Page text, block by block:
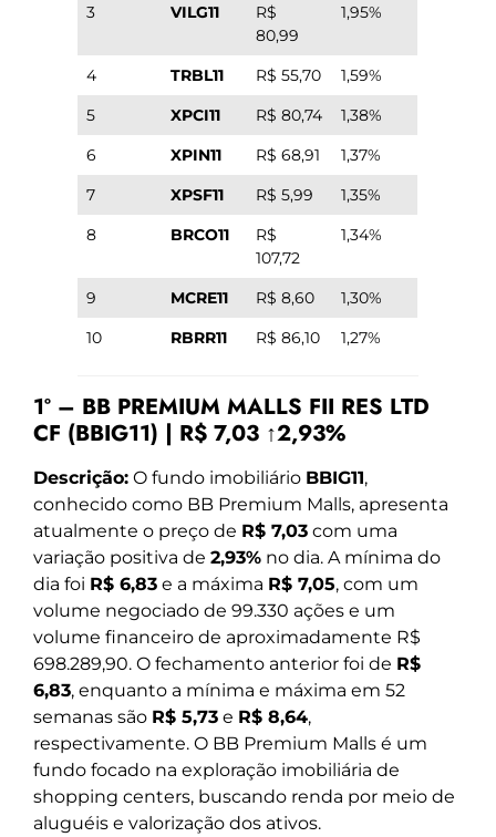
3
VILG11
R$
80,99
1,95%
4 TRBL11 R$ 55,70
1,59%
5
XPCI11 R$ 80,74
1,38%
6
XPIN11 R$ 68,91
1,37%
7
XPSF11 R$ 5,99
1,35%
8
BRCO11
R$
107,72
1,34%
9 MCRE11 R$ 8,60
1,30%
10
RBRR11 R$ 86,10 1,27%
1º – BB PREMIUM MALLS FII RES LTD
CF (BBIG11) | R$ 7,03 ↑2,93%
Descrição: O fundo imobiliário BBIG11,
conhecido como BB Premium Malls, apresenta
atualmente o preço de R$ 7,03 com uma
variação positiva de 2,93% no dia. A mínima do
dia foi R$ 6,83 e a máxima R$ 7,05, com um
volume negociado de 99.330 ações e um
volume financeiro de aproximadamente R$
698.289,90. O fechamento anterior foi de R$
6,83, enquanto a mínima e máxima em 52
semanas são R$ 5,73 e R$ 8,64,
respectivamente. O BB Premium Malls é um
fundo focado na exploração imobiliária de
shopping centers, buscando renda por meio de
aluguéis e valorização dos ativos.